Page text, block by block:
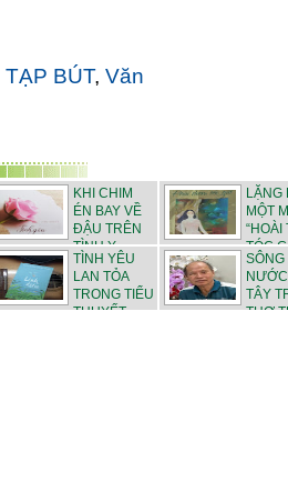
TẠP BÚT, Văn
KHI CHIM
ÉN BAY VỀ
ĐẬU TRÊN
TÌNH Y...
LẶNG
MỘT
“HOÀI
TÓC
TÌNH YÊU
LAN TỎA
TRONG TIỂU
THUYẾT ...
SÔNG
TÂY
THƠ